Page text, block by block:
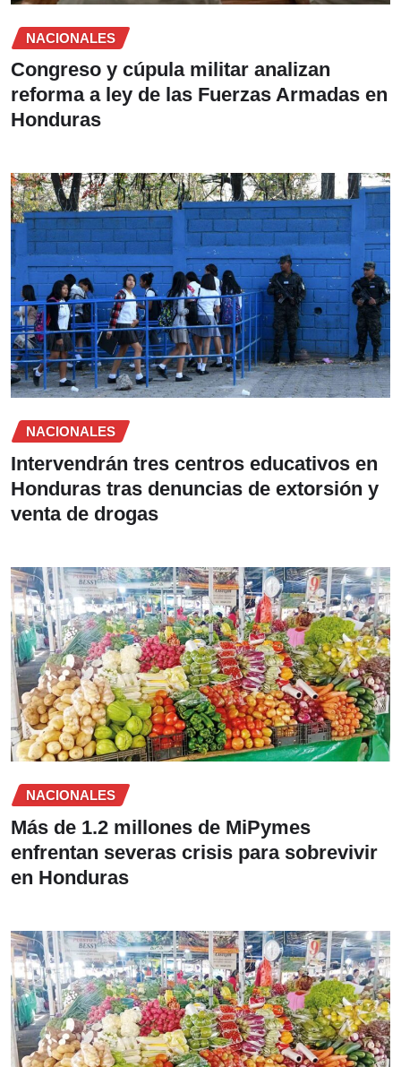
NACIONALES
Congreso y cúpula militar analizan
reforma a ley de las Fuerzas Armadas en
Honduras
NACIONALES
Intervendrán tres centros educativos en
Honduras tras denuncias de extorsión y
venta de drogas
NACIONALES
Más de 1.2 millones de MiPymes
enfrentan severas crisis para sobrevivir
en Honduras